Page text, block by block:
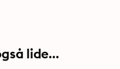
lide...